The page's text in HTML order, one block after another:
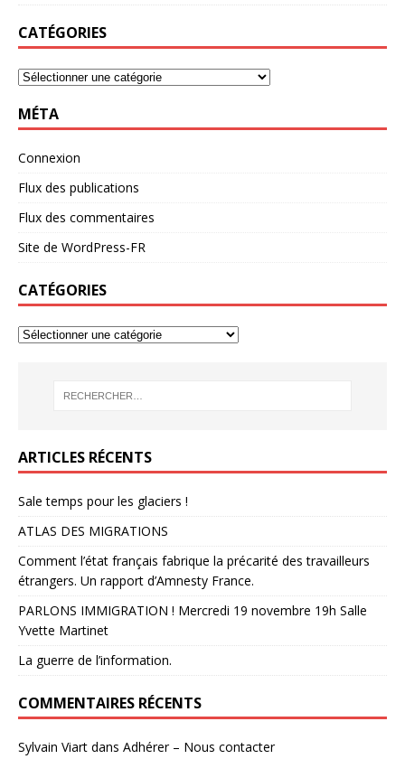
CATÉGORIES
MÉTA
Connexion
Flux des publications
Flux des commentaires
Site de WordPress-FR
CATÉGORIES
ARTICLES RÉCENTS
Sale temps pour les glaciers !
ATLAS DES MIGRATIONS
Comment l’état français fabrique la précarité des travailleurs
étrangers. Un rapport d’Amnesty France.
PARLONS IMMIGRATION ! Mercredi 19 novembre 19h Salle
Yvette Martinet
La guerre de l’information.
COMMENTAIRES RÉCENTS
Sylvain Viart dans Adhérer – Nous contacter